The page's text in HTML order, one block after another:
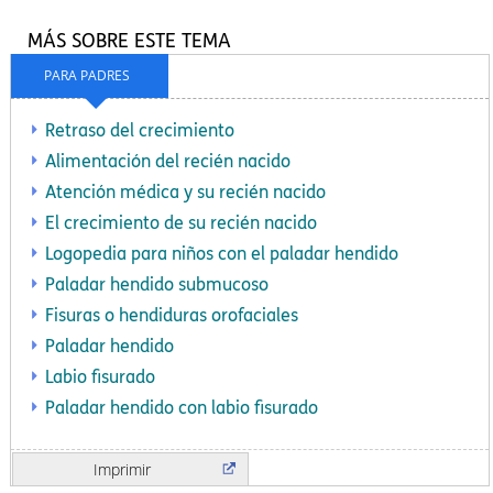
PARA PADRES
MÁS SOBRE ESTE TEMA
Retraso del crecimiento
Alimentación del recién nacido
Atención médica y su recién nacido
El crecimiento de su recién nacido
Logopedia para niños con el paladar hendido
Paladar hendido submucoso
Fisuras o hendiduras orofaciales
Paladar hendido
Labio fisurado
Paladar hendido con labio fisurado
Imprimir